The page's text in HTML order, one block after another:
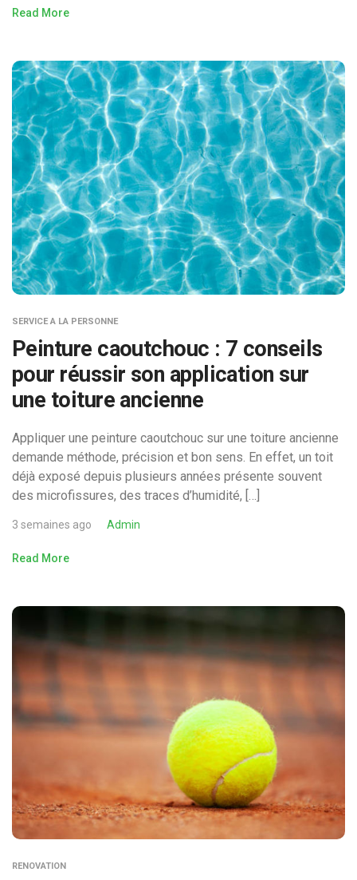
Read More
SERVICE A LA PERSONNE
Peinture caoutchouc : 7 conseils
pour réussir son application sur
une toiture ancienne
Appliquer une peinture caoutchouc sur une toiture ancienne
demande méthode, précision et bon sens. En effet, un toit
déjà exposé depuis plusieurs années présente souvent
des microfissures, des traces d’humidité, […]
3 semaines ago Admin
Read More
RENOVATION